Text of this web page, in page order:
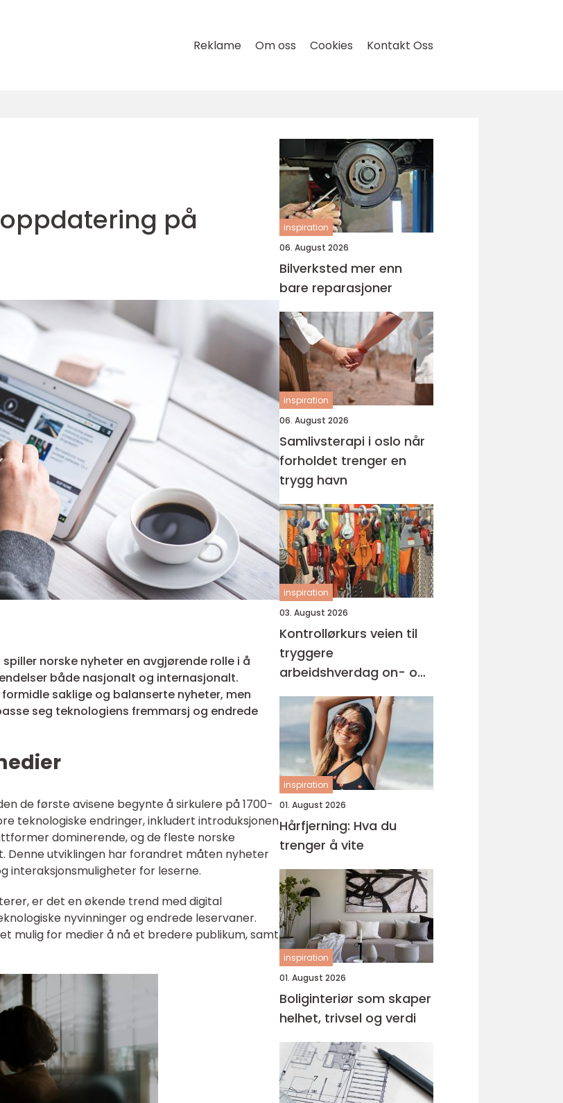
Reklame Om oss Cookies Kontakt Oss
på
norske nyheter en avgjørende rolle i å
både nasjonalt og internasjonalt.
saklige og balanserte nyheter, men
seg teknologiens fremmarsj og endrede
de første avisene begynte å sirkulere på 1700-
teknologiske endringer, inkludert introduksjonen
dominerende, og de fleste norske
utviklingen har forandret måten nyheter
interaksjonsmuligheter for leserne.
er det en økende trend med digital
nyvinninger og endrede leservaner.
mulig for medier å nå et bredere publikum, samt
inspiration
06. August 2026
Bilverksted mer enn
bare reparasjoner
inspiration
06. August 2026
Samlivsterapi i oslo når
forholdet trenger en
trygg havn
inspiration
03. August 2026
Kontrollørkurs veien til
tryggere
arbeidshverdag on- og
offshore
inspiration
01. August 2026
Hårfjerning: Hva du
trenger å vite
inspiration
01. August 2026
Boliginteriør som skaper
helhet, trivsel og verdi